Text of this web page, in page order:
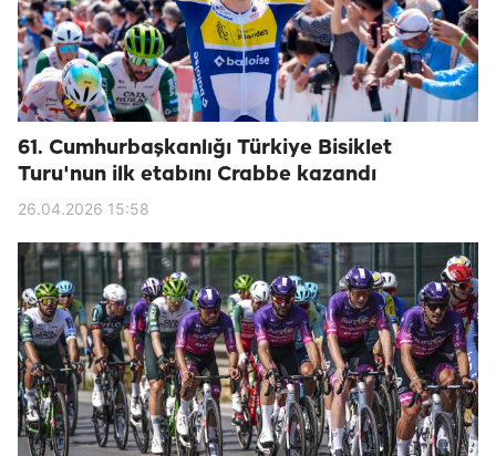
61. Cumhurbaşkanlığı Türkiye Bisiklet
Turu'nun ilk etabını Crabbe kazandı
26.04.2026 15:58